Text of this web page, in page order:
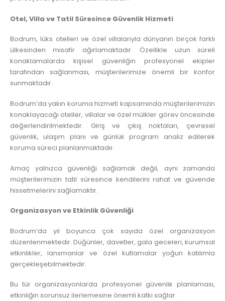
Otel, Villa ve Tatil Süresince Güvenlik Hizmeti
Bodrum, lüks otelleri ve özel villalarıyla dünyanın birçok farklı
ülkesinden misafir ağırlamaktadır. Özellikle uzun süreli
konaklamalarda kişisel güvenliğin profesyonel ekipler
tarafından sağlanması, müşterilerimize önemli bir konfor
sunmaktadır.
Bodrum’da yakın koruma hizmeti kapsamında müşterilerimizin
konaklayacağı oteller, villalar ve özel mülkler görev öncesinde
değerlendirilmektedir. Giriş ve çıkış noktaları, çevresel
güvenlik, ulaşım planı ve günlük program analiz edilerek
koruma süreci planlanmaktadır.
Amaç yalnızca güvenliği sağlamak değil, aynı zamanda
müşterilerimizin tatil süresince kendilerini rahat ve güvende
hissetmelerini sağlamaktır.
Organizasyon ve Etkinlik Güvenliği
Bodrum’da yıl boyunca çok sayıda özel organizasyon
düzenlenmektedir. Düğünler, davetler, gala geceleri, kurumsal
etkinlikler, lansmanlar ve özel kutlamalar yoğun katılımla
gerçekleşebilmektedir.
Bu tür organizasyonlarda profesyonel güvenlik planlaması,
etkinliğin sorunsuz ilerlemesine önemli katkı sağlar.